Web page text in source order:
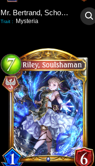
Mr. Bertrand, School Magus
Trait : Mysteria